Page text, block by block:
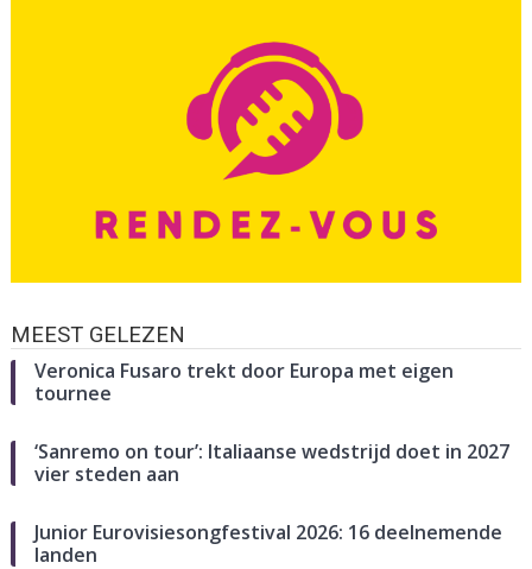
MEEST GELEZEN
Veronica Fusaro trekt door Europa met eigen
tournee
‘Sanremo on tour’: Italiaanse wedstrijd doet in 2027
vier steden aan
Junior Eurovisiesongfestival 2026: 16 deelnemende
landen